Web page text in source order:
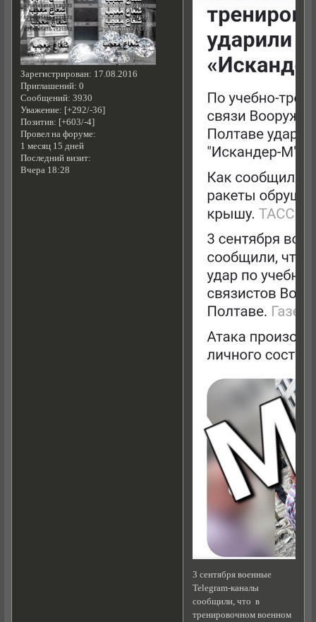
Зарегистрирован: 17.08.2016
Приглашений: 0
Сообщений: 3930
Уважение: [+292/-36]
Позитив: [+603/-4]
Провел на форуме:
1 месяц 15 дней
Последний визит:
Вчера 18:28
3 сентября военные
Telegram-каналы
сообщили, что в
тренировочном военном